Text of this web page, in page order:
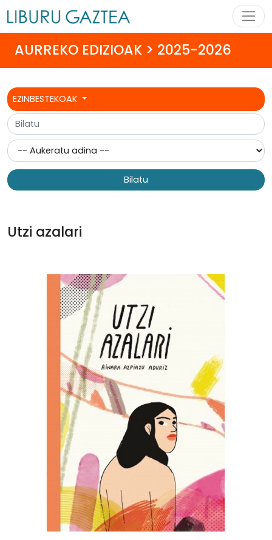
AURREKO EDIZIOAK > 2025-2026
EZINBESTEKOAK
Bilatu
Utzi azalari